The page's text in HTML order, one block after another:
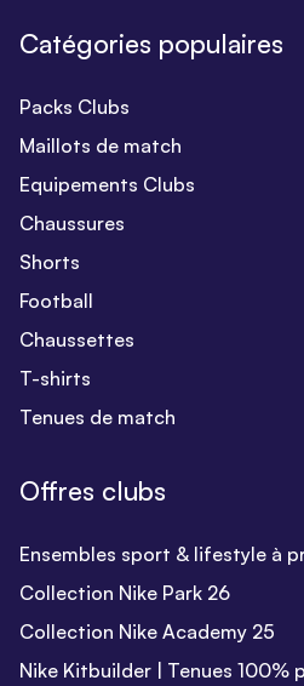
Catégories populaires
Packs Clubs
Maillots de match
Equipements Clubs
Chaussures
Shorts
Football
Chaussettes
T-shirts
Tenues de match
Offres clubs
Ensembles sport & lifestyle à
Collection Nike Park 26
Collection Nike Academy 25
Nike Kitbuilder | Tenues 100%